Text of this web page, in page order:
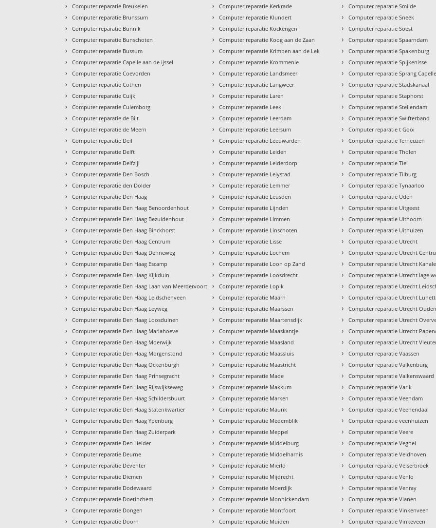
› Computer reparatie Breukelen
› Computer reparatie Brunssum
› Computer reparatie Bunnik
› Computer reparatie Bunschoten
› Computer reparatie Bussum
› Computer reparatie Capelle aan de ijssel
› Computer reparatie Coevorden
› Computer reparatie Cothen
› Computer reparatie Cuijk
› Computer reparatie Culemborg
› Computer reparatie de Bilt
› Computer reparatie de Meern
› Computer reparatie Deil
› Computer reparatie Delft
› Computer reparatie Delfzijl
› Computer reparatie Den Bosch
› Computer reparatie den Dolder
› Computer reparatie Den Haag
› Computer reparatie Den Haag Benoordenhout
› Computer reparatie Den Haag Bezuidenhout
› Computer reparatie Den Haag Binckhorst
› Computer reparatie Den Haag Centrum
› Computer reparatie Den Haag Denneweg
› Computer reparatie Den Haag Escamp
› Computer reparatie Den Haag Kijkduin
› Computer reparatie Den Haag Laan van Meerdervoort
› Computer reparatie Den Haag Leidschenveen
› Computer reparatie Den Haag Leyweg
› Computer reparatie Den Haag Loosduinen
› Computer reparatie Den Haag Mariahoeve
› Computer reparatie Den Haag Moerwijk
› Computer reparatie Den Haag Morgenstond
› Computer reparatie Den Haag Ockenburgh
› Computer reparatie Den Haag Prinsegracht
› Computer reparatie Den Haag Rijswijkseweg
› Computer reparatie Den Haag Schildersbuurt
› Computer reparatie Den Haag Statenkwartier
› Computer reparatie Den Haag Ypenburg
› Computer reparatie Den Haag Zuiderpark
› Computer reparatie Den Helder
› Computer reparatie Deurne
› Computer reparatie Deventer
› Computer reparatie Diemen
› Computer reparatie Dodewaard
› Computer reparatie Doetinchem
› Computer reparatie Dongen
› Computer reparatie Doorn
› Computer reparatie Kerkrade
› Computer reparatie Klundert
› Computer reparatie Kockengen
› Computer reparatie Koog aan de Zaan
› Computer reparatie Krimpen aan de Lek
› Computer reparatie Krommenie
› Computer reparatie Landsmeer
› Computer reparatie Langweer
› Computer reparatie Laren
› Computer reparatie Leek
› Computer reparatie Leerdam
› Computer reparatie Leersum
› Computer reparatie Leeuwarden
› Computer reparatie Leiden
› Computer reparatie Leiderdorp
› Computer reparatie Lelystad
› Computer reparatie Lemmer
› Computer reparatie Leusden
› Computer reparatie Lijnden
› Computer reparatie Limmen
› Computer reparatie Linschoten
› Computer reparatie Lisse
› Computer reparatie Lochem
› Computer reparatie Loon op Zand
› Computer reparatie Loosdrecht
› Computer reparatie Lopik
› Computer reparatie Maarn
› Computer reparatie Maarssen
› Computer reparatie Maartensdijk
› Computer reparatie Maaskantje
› Computer reparatie Maasland
› Computer reparatie Maassluis
› Computer reparatie Maastricht
› Computer reparatie Made
› Computer reparatie Makkum
› Computer reparatie Marken
› Computer reparatie Maurik
› Computer reparatie Medemblik
› Computer reparatie Meppel
› Computer reparatie Middelburg
› Computer reparatie Middelharnis
› Computer reparatie Mierlo
› Computer reparatie Mijdrecht
› Computer reparatie Moerdijk
› Computer reparatie Monnickendam
› Computer reparatie Montfoort
› Computer reparatie Muiden
› Computer reparatie Smilde
› Computer reparatie Sneek
› Computer reparatie Soest
› Computer reparatie Spaarndam
› Computer reparatie Spakenburg
› Computer reparatie Spijkenisse
› Computer reparatie Sprang Capelle
› Computer reparatie Stadskanaal
› Computer reparatie Staphorst
› Computer reparatie Stellendam
› Computer reparatie Swifterband
› Computer reparatie t Gooi
› Computer reparatie Terneuzen
› Computer reparatie Tholen
› Computer reparatie Tiel
› Computer reparatie Tilburg
› Computer reparatie Tynaarloo
› Computer reparatie Uden
› Computer reparatie Uitgeest
› Computer reparatie Uithoorn
› Computer reparatie Uithuizen
› Computer reparatie Utrecht
› Computer reparatie Utrecht
› Computer reparatie Utrecht
› Computer reparatie Utrecht lage
› Computer reparatie Utrecht
› Computer reparatie Utrecht
› Computer reparatie Utrecht
› Computer reparatie Utrecht
› Computer reparatie Utrecht
› Computer reparatie Utrecht
› Computer reparatie Vaassen
› Computer reparatie Valkenburg
› Computer reparatie Valkenswaard
› Computer reparatie Varik
› Computer reparatie Veendam
› Computer reparatie Veenendaal
› Computer reparatie veenhuizen
› Computer reparatie Veere
› Computer reparatie Veghel
› Computer reparatie Veldhoven
› Computer reparatie Velserbroek
› Computer reparatie Venlo
› Computer reparatie Venray
› Computer reparatie Vianen
› Computer reparatie Vinkenveen
› Computer reparatie Vinkeveen